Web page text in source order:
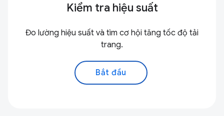
Kiểm tra hiệu suất
Đo lường hiệu suất và tìm cơ hội tăng tốc độ tải
trang.
Bắt đầu